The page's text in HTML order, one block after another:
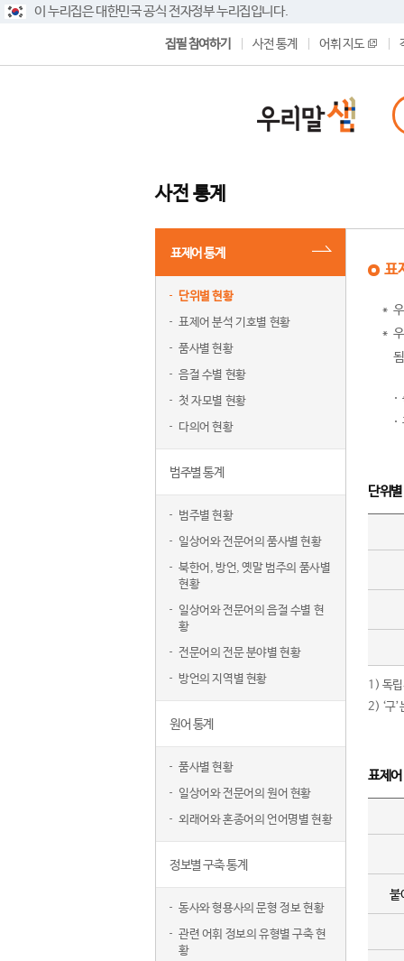
이 누리집은 대한민국 공식 전자정부 누리집입니다.
집필 참여하기 사전 통계 어휘 지도
사전 통계
표제어 통계
단위별 현황
표제어 분석 기호별 현황
품사별 현황
음절 수별 현황
첫 자모별 현황
다의어 현황
범주별 통계
범주별 현황
일상어와 전문어의 품사별 현황
북한어, 방언, 옛말 범주의 품사별
현황
일상어와 전문어의 음절 수별 현
황
전문어의 전문 분야별 현황
방언의 지역별 현황
원어 통계
품사별 현황
일상어와 전문어의 원어 현황
외래어와 혼종어의 언어명별 현황
정보별 구축 통계
동사와 형용사의 문형 정보 현황
관련 어휘 정보의 유형별 구축 현
황
표
단위
1) 독립
2) ‘구
표제
붙